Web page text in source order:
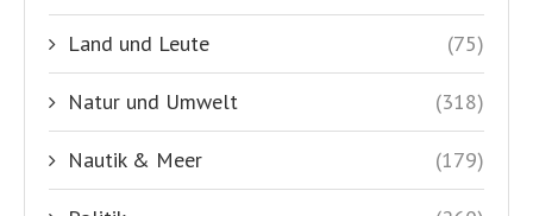
Land und Leute (75)
Natur und Umwelt (318)
Nautik & Meer (179)